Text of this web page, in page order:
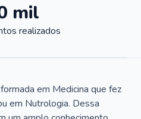
mil
realizados
em Medicina que fez
em Nutrologia. Dessa